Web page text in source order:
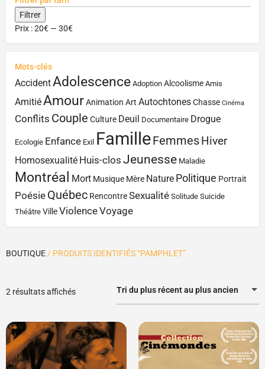
Filtrer
Prix :20€ —30€
Mots-clés
AccidentAdolescence Adoption Alcoolisme Amis
AmitiéAmourAnimation Art AutochtonesChasse Cinéma
Conflits Couple Culture Deuil Documentaire Drogue
Ecologie Enfance Exil FamilleFemmesHiver
Homosexualité Huis-clos Jeunesse Maladie
Montréal Mort Musique Mère Nature Politique Portrait
Poésie Québec RencontreSexualité Solitude Suicide
Théâtre VilleViolenceVoyage
BOUTIQUE / PRODUITS IDENTIFIÉS “PAMPHLET”
2 résultats affichés Tri du plus récent au plus ancien